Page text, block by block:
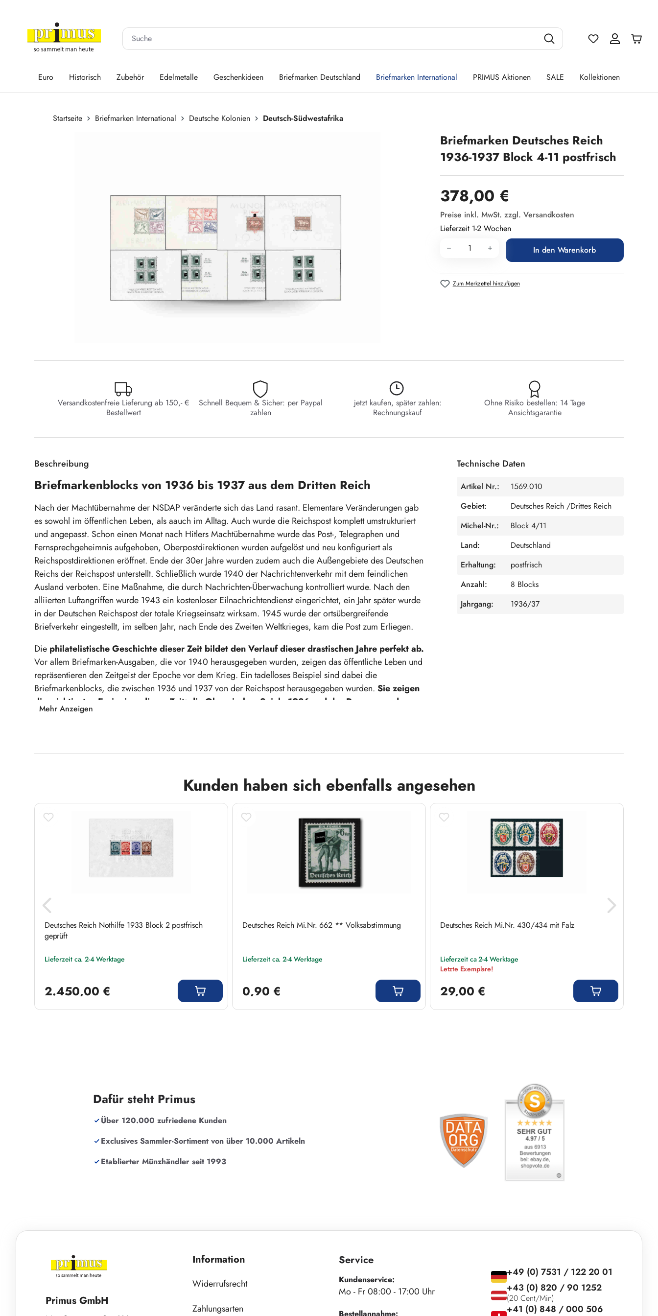
Du hast 0
Euro Historisch Zubehör Edelmetalle Geschenkideen Briefmarken Deutschland Briefmarken International PRIMUS Aktionen SALE Kollektionen
Startseite Briefmarken International Deutsche Kolonien
Deutsch-Südwestafrika
Briefmarken Deutsches Reich
1936-1937 Block 4-11 postfrisch
Regulärer Preis:
378,00 €
Preise inkl. MwSt. zzgl. Versandkosten
Lieferzeit 1-2 Wochen
Produkt Anzahl: Gib den gewünschten
In den Warenkorb
Zum Merkzettel hinzufügen
Versandkostenfreie Lieferung ab 150,- €
Bestellwert
Schnell Bequem & Sicher: per Paypal
zahlen
jetzt kaufen, später zahlen:
Rechnungskauf
Ohne Risiko bestellen: 14 Tage
Ansichtsgarantie
Beschreibung
Briefmarkenblocks von 1936 bis 1937 aus dem Dritten Reich
Nach der Machtübernahme der NSDAP veränderte sich das Land rasant. Elementare Veränderungen gab
es sowohl im öffentlichen Leben, als aauch im Alltag. Auch wurde die Reichspost komplett umstrukturiert
und angepasst. Schon einen Monat nach Hitlers Machtübernahme wurde das Post-, Telegraphen und
Fernsprechgeheimnis aufgehoben, Oberpostdirektionen wurden aufgelöst und neu konfiguriert als
Reichspostdirektionen eröffnet. Ende der 30er Jahre wurden zudem auch die Außengebiete des Deutschen
Reichs der Reichspost unterstellt. Schließlich wurde 1940 der Nachrichtenverkehr mit dem feindlichen
Ausland verboten. Eine Maßnahme, die durch Nachrichten-Überwachung kontrolliert wurde. Nach den
alliierten Luftangriffen wurde 1943 ein kostenloser Eilnachrichtendienst eingerichtet, ein Jahr später wurde
in der Deutschen Reichspost der totale Kriegseinsatz wirksam. 1945 wurde der ortsübergreifende
Briefverkehr eingestellt, im selben Jahr, nach Ende des Zweiten Weltkrieges, kam die Post zum Erliegen.
Die philatelistische Geschichte dieser Zeit bildet den Verlauf dieser drastischen Jahre perfekt ab.
Vor allem Briefmarken-Ausgaben, die vor 1940 herausgegeben wurden, zeigen das öffentliche Leben und
repräsentieren den Zeitgeist der Epoche vor dem Krieg. Ein tadelloses Beispiel sind dabei die
Briefmarkenblocks, die zwischen 1936 und 1937 von der Reichspost herausgegeben wurden. Sie zeigen
die wichtigsten Ereignisse dieser Zeit: die Olympischen Spiele 1936 und das Rennen um das
Braune Band, sowie eine Blockausgabe mit dem Portrait Adolf Hitlers.
Worauf warten Sie noch? Sichern Sie sich heute dieses Stück Geschichte und vervollständigen
Sie Ihre Sammlung!
Bei Belegen mit NS-Emblemen oder -Symbolen verpflichtet sich der Käufer, diese lediglich für historisch-
wissenschaftliche Sammelzwecke zu erwerben. Sie sind in keiner Weise propagandistisch, insbesondere
im Sinne des § 86 StGB zu benutzen.
Technische Daten
Artikel Nr.:
1569.010
Gebiet:
Deutsches Reich /Drittes Reich
Michel-Nr.:
Block 4/11
Land:
Deutschland
Erhaltung:
postfrisch
Anzahl:
8 Blocks
Jahrgang:
1936/37
Mehr Anzeigen
Kunden haben sich ebenfalls angesehen
Deutsches Reich Nothilfe 1933 Block 2 postfrisch
geprüft
Lieferzeit ca. 2-4 Werktage
2.450,00 €
Deutsches Reich Mi.Nr. 662 ** Volksabstimmung
Lieferzeit ca. 2-4 Werktage
0,90 €
Deutsches Reich Mi.Nr. 430/434 mit Falz
Lieferzeit ca 2-4 Werktage
Letzte Exemplare!
29,00 €
Dafür steht Primus
Über 120.000 zufriedene Kunden
Exclusives Sammler-Sortiment von über 10.000 Artikeln
Etablierter Münzhändler seit 1993
Primus GmbH
Information
Widerrufsrecht
Zahlungsarten
Service
Kundenservice:
Mo - Fr 08:00 - 17:00 Uhr
+49 (0) 7531 / 122 20 01
+43 (0) 820 / 90 1252
(20 Cent/Min)
+41 (0) 848 / 000 506